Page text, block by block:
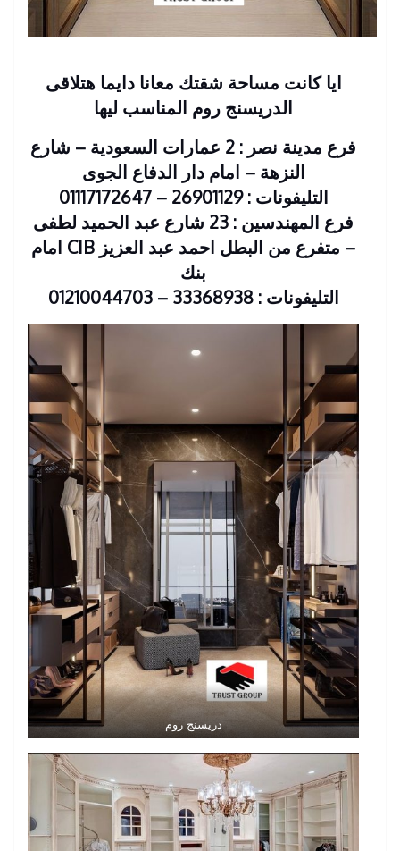
ايا كانت مساحة شقتك معانا دايما هتلاقى
الدريسنج روم المناسب ليها
فرع مدينة نصر : 2 عمارات السعودية – شارع
النزهة – امام دار الدفاع الجوى
التليفونات : 26901129 – 01117172647
فرع المهندسين : 23 شارع عبد الحميد لطفى
– متفرع من البطل احمد عبد العزيز CIB امام
بنك
التليفونات : 33368938 – 01210044703
دريسنج روم